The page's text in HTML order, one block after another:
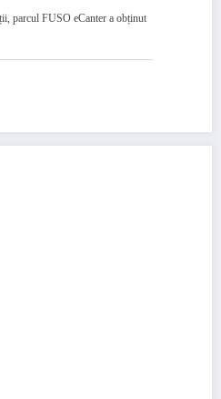
parcul FUSO eCanter a obținut